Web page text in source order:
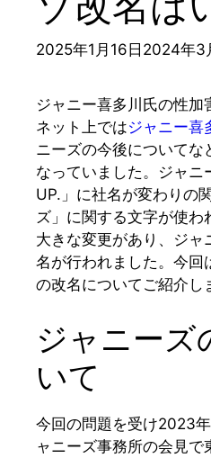
2025年1月16日 2024年3
ジャニー喜多川氏の性加
ネット上ではジャニー喜
ニーズの今後についてな
なっていました。ジャ
UP.」に社名が変わりの
ズ」に関する文字が使
大きな変更があり、ジャ
名が行われました。今回
の改名についてご紹介し
ジャニーズ
いて
今回の問題を受け2023
ャニーズ事務所の会見で